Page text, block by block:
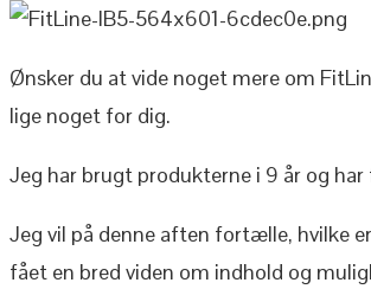
Ønsker du at vide noget mere om
lige noget for dig.
Jeg har brugt produkterne i 9 år og
Jeg vil på denne aften fortælle, hvilke
fået en bred viden om indhold og